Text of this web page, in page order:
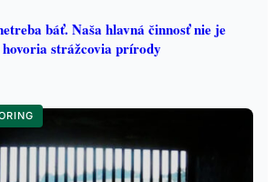
báť. Naša hlavná činnosť nie je
strážcovia prírody